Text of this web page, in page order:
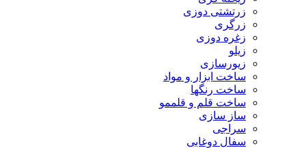
زرتشتی دوزی
زرگری
زغره دوزی
زیلو
زیورسازی
ساخت ابزار و مواد
ساخت رنگها
ساخت قلم و قلممو
ساز سازی
سراجی
سفال دوغابی